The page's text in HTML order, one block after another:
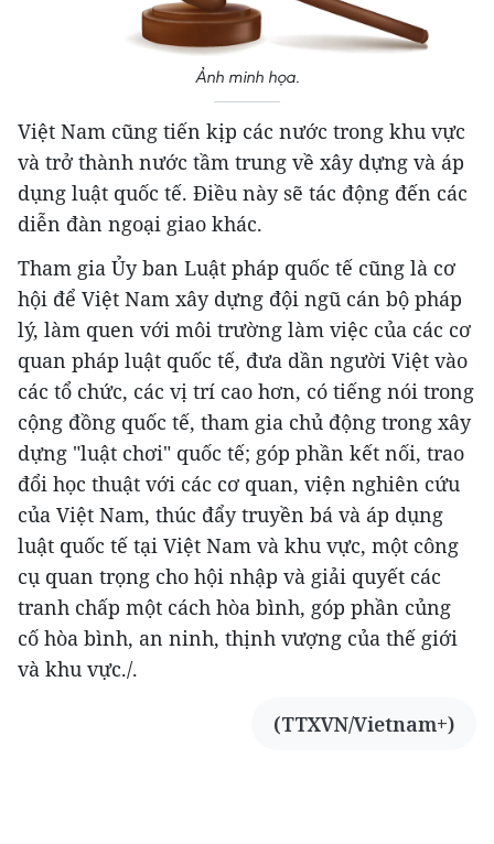
Ảnh minh họa.
Việt Nam cũng tiến kịp các nước trong khu vực
và trở thành nước tầm trung về xây dựng và áp
dụng luật quốc tế. Điều này sẽ tác động đến các
diễn đàn ngoại giao khác.
Tham gia Ủy ban Luật pháp quốc tế cũng là cơ
hội để Việt Nam xây dựng đội ngũ cán bộ pháp
lý, làm quen với môi trường làm việc của các cơ
quan pháp luật quốc tế, đưa dần người Việt vào
các tổ chức, các vị trí cao hơn, có tiếng nói trong
cộng đồng quốc tế, tham gia chủ động trong xây
dựng "luật chơi" quốc tế; góp phần kết nối, trao
đổi học thuật với các cơ quan, viện nghiên cứu
của Việt Nam, thúc đẩy truyền bá và áp dụng
luật quốc tế tại Việt Nam và khu vực, một công
cụ quan trọng cho hội nhập và giải quyết các
tranh chấp một cách hòa bình, góp phần củng
cố hòa bình, an ninh, thịnh vượng của thế giới
và khu vực./.
(TTXVN/Vietnam+)